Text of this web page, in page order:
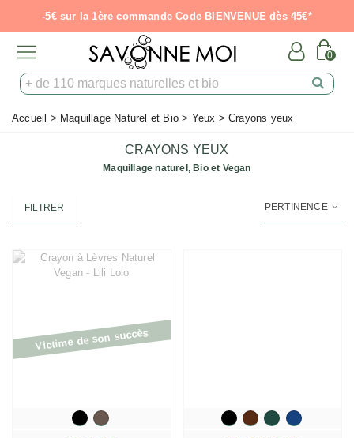
-5€ sur la 1ère commande Code BIENVENUE dès 45€*
0
Accueil > Maquillage Naturel et Bio > Yeux > Crayons yeux
CRAYONS YEUX
Maquillage naturel, Bio et Vegan
FILTRER PERTINENCE
Victime de son succès